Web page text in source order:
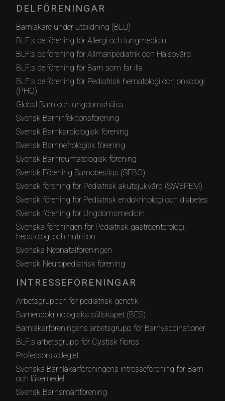
DELFÖRENINGAR
Barnläkare under utbildning (BLU)
BLF:s delförening för Allergi och lungmedicin
BLF:s delförening för Allmänpediatrik och Hälsovård
BLF:s delförening för Barn som far illa
BLF:s delförening för Pediatrisk hematologi och onkologi
(PHO)
Global Barn och ungdomshälsa
Svensk Barninfektionsförening
Svensk Barnkardiologisk förening
Svensk Barnnefrologisk förening
Svensk Barnreumatologisk förening
Svensk Förening Barnobesitas (SFBO)
Svensk förening för Pediatrisk akutsjukvård (SWEPEM)
Svensk förening för Pediatrisk endokrinologi och diabetes
Svensk förening för Ungdomsmedicin
Svenska föreningen för Pediatrisk gastroenterologi,
hepatologi och nutrition
Svenska Neonatalföreningen
Svensk Neuropediatrisk förening
INTRESSEFÖRENINGAR
Arbetsgruppen för pediatrisk genetik
Barnendokrinologiska sällskapet (BES)
Barnläkarföreningens arbetsgrupp för Barnvaccinationer
BLF:s arbetsgrupp för Cystisk fibros
Professorskollegiet
Svenska Barnläkarföreningens intresseförening för Barn
och läkemedel
Svensk Barnsmärtförening